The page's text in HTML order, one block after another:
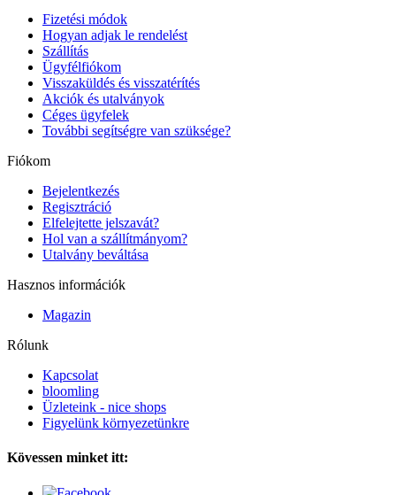
Fizetési módok
Hogyan adjak le rendelést
Szállítás
Ügyfélfiókom
Visszaküldés és visszatérítés
Akciók és utalványok
Céges ügyfelek
További segítségre van szüksége?
Fiókom
Bejelentkezés
Regisztráció
Elfelejtette jelszavát?
Hol van a szállítmányom?
Utalvány beváltása
Hasznos információk
Magazin
Rólunk
Kapcsolat
bloomling
Üzleteink - nice shops
Figyelünk környezetünkre
Kövessen minket itt: